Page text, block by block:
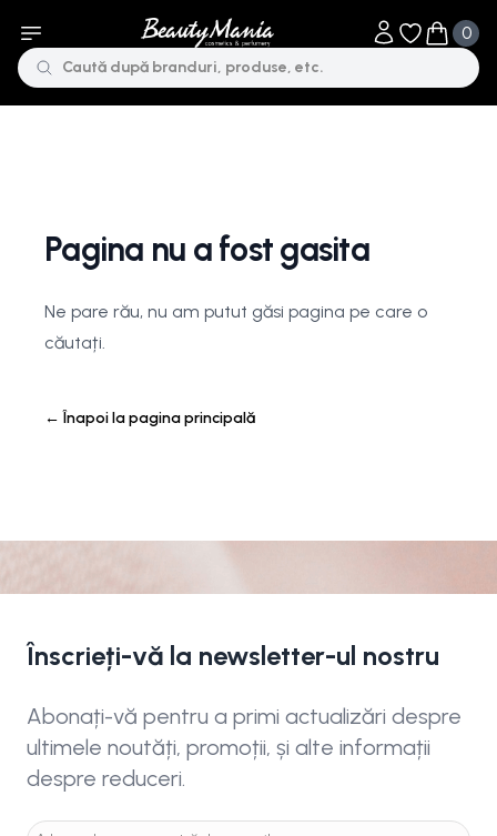
Obiecte în
0
Obiecte
Pagina nu a fost gasita
Ne pare rău, nu am putut găsi pagina pe care o
căutați.
← Înapoi la pagina principală
Înscrieți-vă la newsletter-ul nostru
Abonați-vă pentru a primi actualizări despre
ultimele noutăți, promoții, și alte informații
despre reduceri.